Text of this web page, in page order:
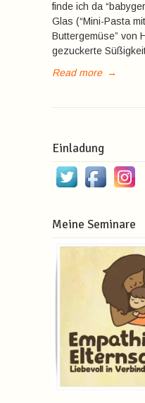
finde ich da
Glas (“Mini-Pasta
Buttergemüse” von
gezuckerte
Read more →
Einladung
Meine Seminare